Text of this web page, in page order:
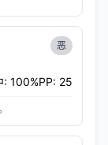
恶
: 100%PP: 25